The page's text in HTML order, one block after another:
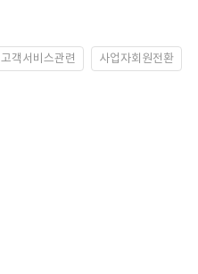
고객서비스관련 사업자회원전환